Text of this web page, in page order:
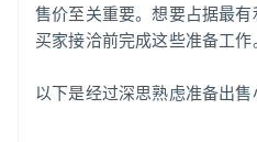
售价至关重要。想要占据最
买家接洽前完成这些准备工作
以下是经过深思熟虑准备出售